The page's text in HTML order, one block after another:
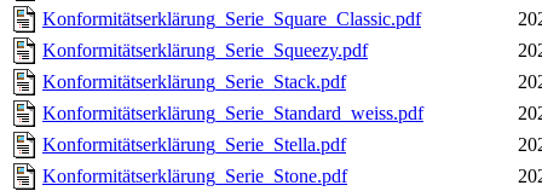
Konformitätserklärung_Serie_Square_Classic.pdf
Konformitätserklärung_Serie_Squeezy.pdf
Konformitätserklärung_Serie_Stack.pdf
Konformitätserklärung_Serie_Standard_weiss.pdf
Konformitätserklärung_Serie_Stella.pdf
Konformitätserklärung_Serie_Stone.pdf